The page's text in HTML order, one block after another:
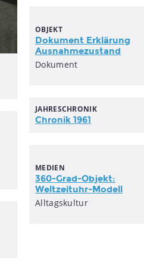
OBJEKT
Dokument Erklärung
Ausnahmezustand
Dokument
JAHRESCHRONIK
Chronik 1961
MEDIEN
360-Grad-Objekt:
Weltzeituhr-Modell
Alltagskultur